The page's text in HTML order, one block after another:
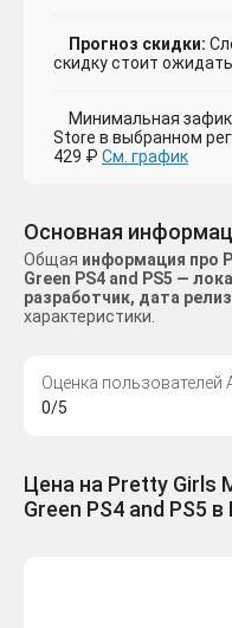
Прогноз скидки:
скидку стоит
Минимальная
Store в выбранном
429 ₽ См. график
Основная
Общая информация про
Green PS4 and PS5 —
разработчик, дата
характеристики.
Оценка пользователей
0/5
Цена на Pretty Girls
Green PS4 and PS5